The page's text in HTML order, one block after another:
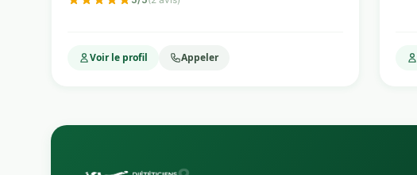
Voir le profil Appeler